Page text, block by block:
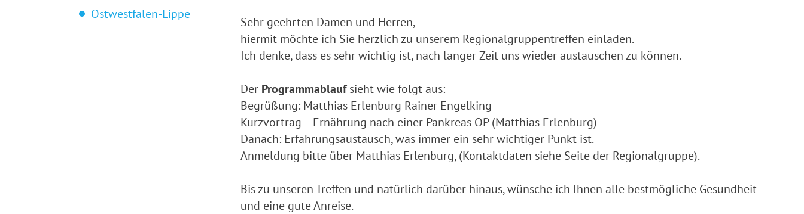
Ostwestfalen-Lippe
Sehr geehrten Damen und Herren,
hiermit möchte ich Sie herzlich zu unserem Regionalgruppentreffen einladen.
Ich denke, dass es sehr wichtig ist, nach langer Zeit uns wieder austauschen zu können.
Der Programmablaufsieht wie folgt aus:
Begrüßung: Matthias Erlenburg Rainer Engelking
Kurzvortrag – Ernährung nach einer Pankreas OP (Matthias Erlenburg)
Danach: Erfahrungsaustausch, was immer ein sehr wichtiger Punkt ist.
Anmeldung bitte über Matthias Erlenburg, (Kontaktdaten siehe Seite der Regionalgruppe).
Bis zu unseren Treffen und natürlich darüber hinaus, wünsche ich Ihnen alle bestmögliche Gesundheit
und eine gute Anreise.